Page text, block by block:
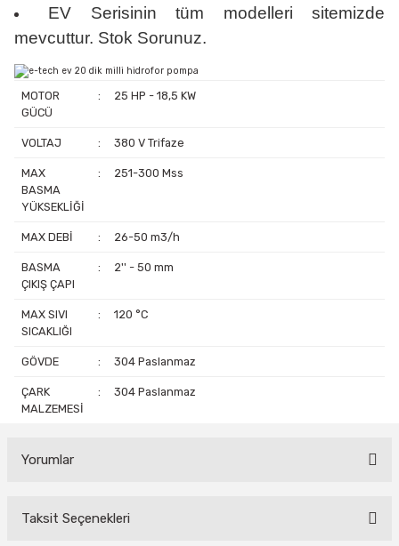
EV Serisinin tüm modelleri sitemizde
mevcuttur. Stok Sorunuz.
MOTOR
GÜCÜ
: 25 HP - 18,5 KW
VOLTAJ : 380 V Trifaze
MAX
BASMA
YÜKSEKLİĞİ
: 251-300 Mss
MAX DEBİ : 26-50 m3/h
BASMA
ÇIKIŞ ÇAPI
: 2'' - 50 mm
MAX SIVI
SICAKLIĞI
: 120 °C
GÖVDE : 304 Paslanmaz
ÇARK
MALZEMESİ
: 304 Paslanmaz
Yorumlar
Bu ürüne ilk yorumu siz yapın!
Taksit Seçenekleri